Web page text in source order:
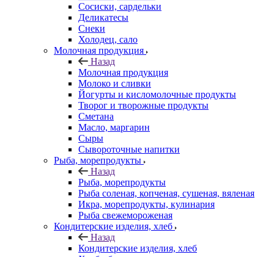
Сосиски, сардельки
Деликатесы
Снеки
Холодец, сало
Молочная продукция
Назад
Молочная продукция
Молоко и сливки
Йогурты и кисломолочные продукты
Творог и творожные продукты
Сметана
Масло, маргарин
Сыры
Сывороточные напитки
Рыба, морепродукты
Назад
Рыба, морепродукты
Рыба соленая, копченая, сушеная, вяленая
Икра, морепродукты, кулинария
Рыба свежемороженая
Кондитерские изделия, хлеб
Назад
Кондитерские изделия, хлеб